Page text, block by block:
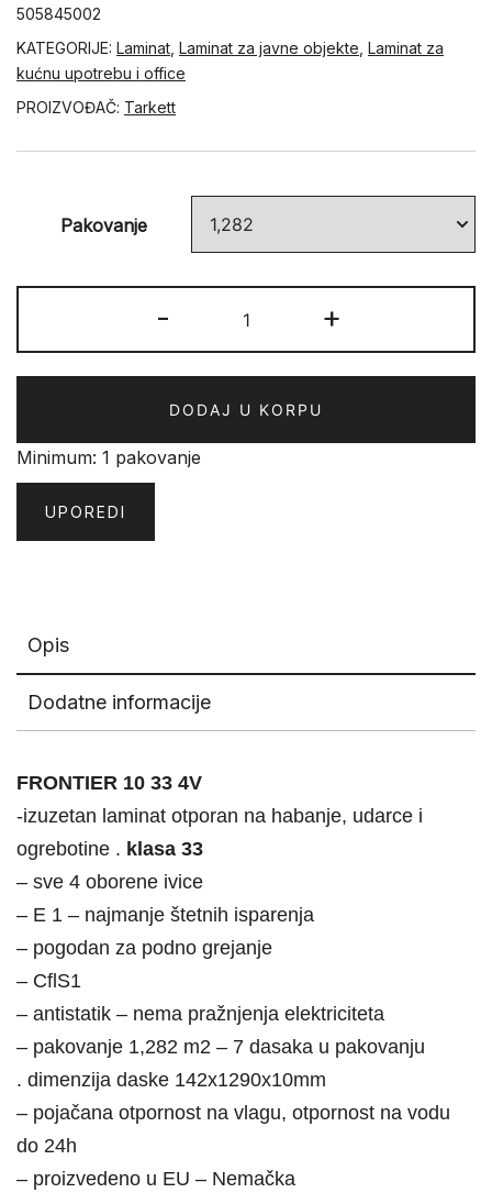
505845002
KATEGORIJE: Laminat Laminat za javne objekte Laminat za
kućnu upotrebu i office
PROIZVOĐAČ: Tarkett
Pakovanje
-
FRONTIER
10
4V
Legacy
+
DODAJ U KORPU
Minimum: 1 pakovanje
UPOREDI
Opis
Dodatne informacije
FRONTIER 10 33 4V
-izuzetan laminat otporan na habanje, udarce i
ogrebotine . klasa 33
– sve 4 oborene ivice
– E 1 – najmanje štetnih isparenja
– pogodan za podno grejanje
– CflS1
– antistatik – nema pražnjenja elektriciteta
– pakovanje 1,282 m2 – 7 dasaka u pakovanju
. dimenzija daske 142x1290x10mm
– pojačana otpornost na vlagu, otpornost na vodu
do 24h
– proizvedeno u EU – Nemačka